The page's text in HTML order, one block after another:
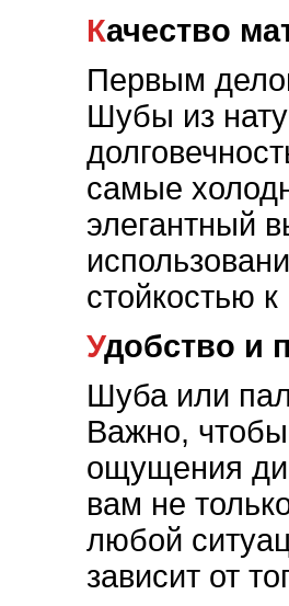
Качество
Первым
Шубы из
самые
элегантный
стойкостью
Удобство и
Шуба или
Важно,
ощущения
вам не
любой
зависит от